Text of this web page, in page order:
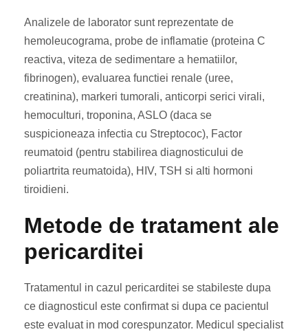
Analizele de laborator sunt reprezentate de
hemoleucograma, probe de inflamatie (proteina C
reactiva, viteza de sedimentare a hematiilor,
fibrinogen), evaluarea functiei renale (uree,
creatinina), markeri tumorali, anticorpi serici virali,
hemoculturi, troponina, ASLO (daca se
suspicioneaza infectia cu Streptococ), Factor
reumatoid (pentru stabilirea diagnosticului de
poliartrita reumatoida), HIV, TSH si alti hormoni
tiroidieni.
Metode de tratament ale
pericarditei
Tratamentul in cazul pericarditei se stabileste dupa
ce diagnosticul este confirmat si dupa ce pacientul
este evaluat in mod corespunzator. Medicul specialist